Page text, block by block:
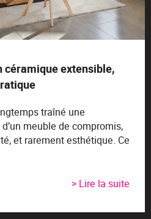
céramique extensible,
traîné une
meuble de compromis,
et rarement esthétique. Ce
> Lire la suite